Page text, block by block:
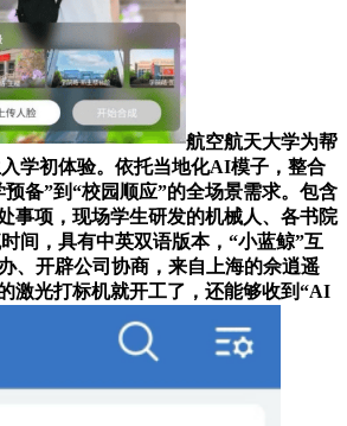
航空航天大学为帮
学初体验。依托当地化AI模子，整合
备”到“校园顺应”的全场景需求。包含
事项，现场学生研发的机械人、各书院
间，具有中英双语版本，“小蓝鲸”互
、开辟公司协商，来自上海的佘逍遥
激光打标机就开工了，还能够收到“AI